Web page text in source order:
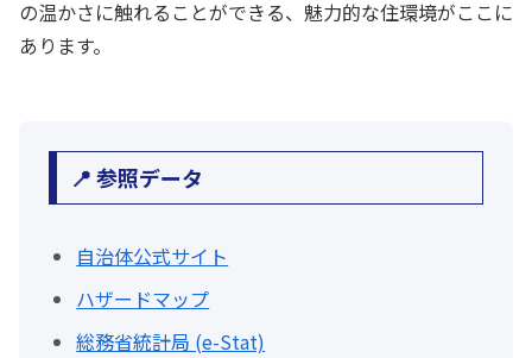
の温かさに触れることができる、魅力的な住環境がここに
あります。
📍 参照データ
自治体公式サイト
ハザードマップ
総務省統計局 (e-Stat)